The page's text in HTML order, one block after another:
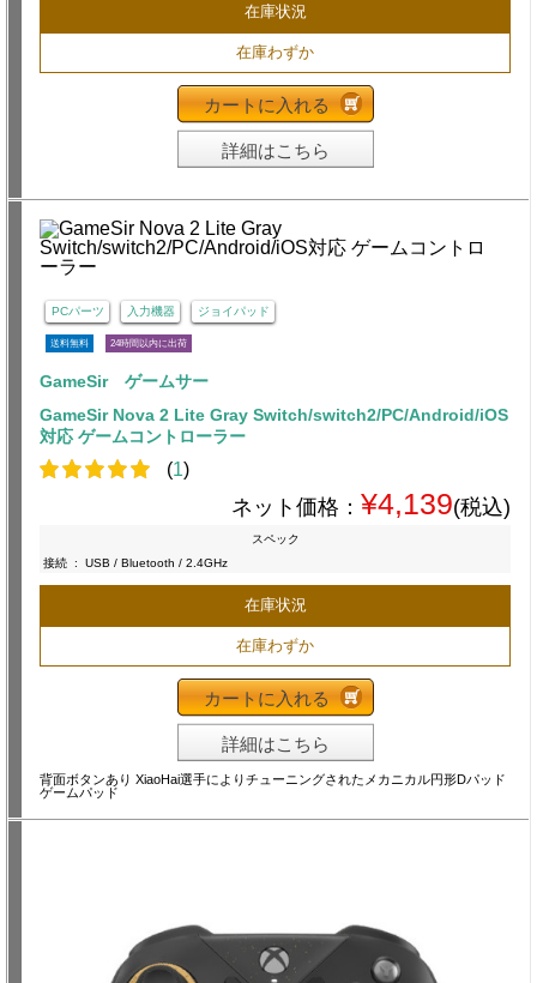
在庫状況
在庫わずか
カートに入れる
詳細はこちら
PCパーツ 入力機器 ジョイパッド
送料無料 24時間以内に出荷
GameSir ゲームサー
GameSir Nova 2 Lite Gray Switch/switch2/PC/Android/iOS
対応 ゲームコントローラー
(1)
ネット価格： ¥4,139(税込)
スペック
接続 : USB / Bluetooth / 2.4GHz
在庫状況
在庫わずか
カートに入れる
詳細はこちら
背面ボタンあり XiaoHai選手によりチューニングされたメカニカル円形Dパッド
ゲームパッド